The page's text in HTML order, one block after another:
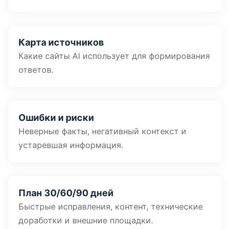
Карта источников
Какие сайты AI использует для формирования
ответов.
Ошибки и риски
Неверные факты, негативный контекст и
устаревшая информация.
План 30/60/90 дней
Быстрые исправления, контент, технические
доработки и внешние площадки.